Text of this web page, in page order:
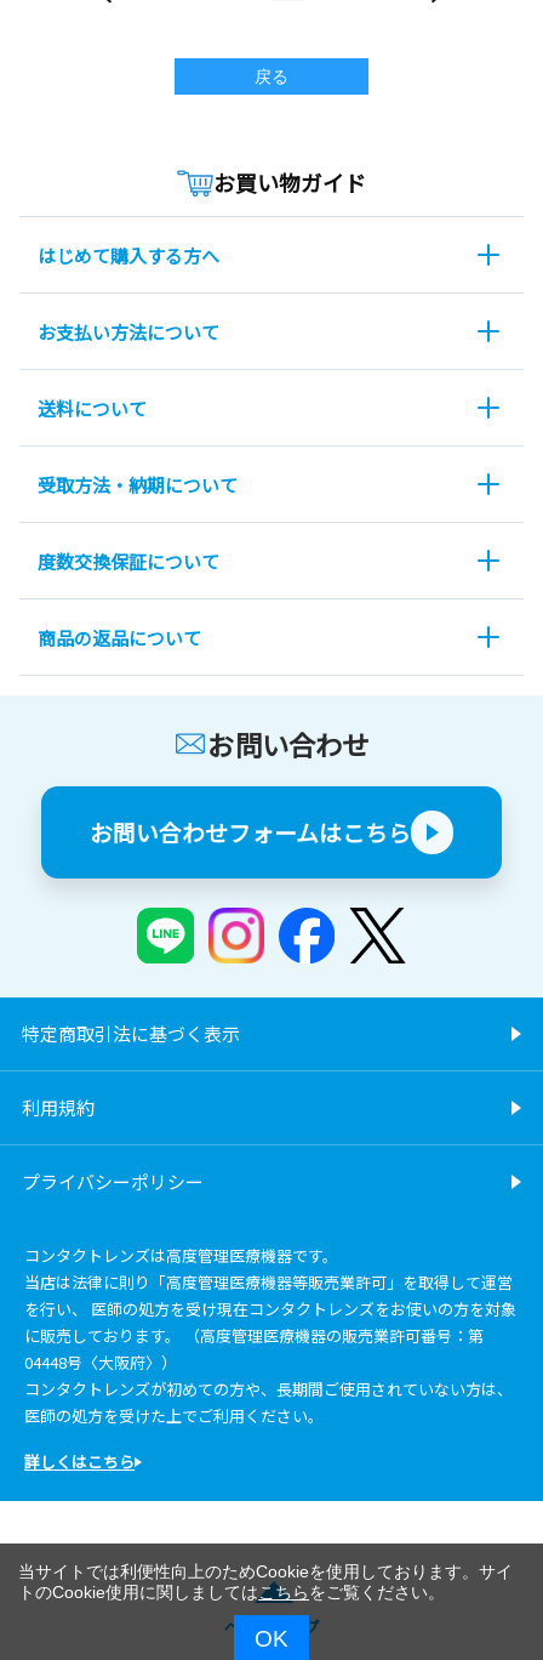
戻る
お買い物ガイド
はじめて購入する方へ
お支払い方法について
送料について
受取方法・納期について
度数交換保証について
商品の返品について
お問い合わせ
お問い合わせフォームはこちら
特定商取引法に基づく表示
利用規約
プライバシーポリシー
コンタクトレンズは高度管理医療機器です。
当店は法律に則り「高度管理医療機器等販売業許可」を取得して運営
を行い、 医師の処方を受け現在コンタクトレンズをお使いの方を対象
に販売しております。 （高度管理医療機器の販売業許可番号：第
04448号〈大阪府〉）
コンタクトレンズが初めての方や、長期間ご使用されていない方は、
医師の処方を受けた上でご利用ください。
詳しくはこちら
ページトップ
当サイトでは利便性向上のためCookieを使用しております。サイ
トのCookie使用に関しましてはこちらをご覧ください。
OK